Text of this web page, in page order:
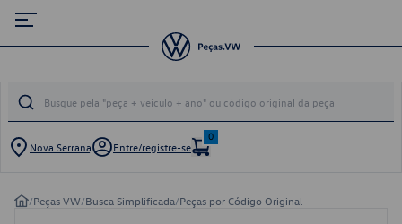
Nova Serrana Entre/registre-se
0
/Peças VW/Busca Simplificada/Peças por Código Original